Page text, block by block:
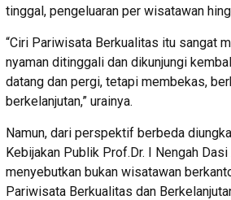
tinggal, pengeluaran per wisatawan
“Ciri Pariwisata Berkualitas itu sangat
nyaman ditinggali dan dikunjungi
datang dan pergi, tetapi membekas,
berkelanjutan,” urainya.
Namun, dari perspektif berbeda
Kebijakan Publik Prof.Dr. I Nengah
menyebutkan bukan wisatawan
Pariwisata Berkualitas dan